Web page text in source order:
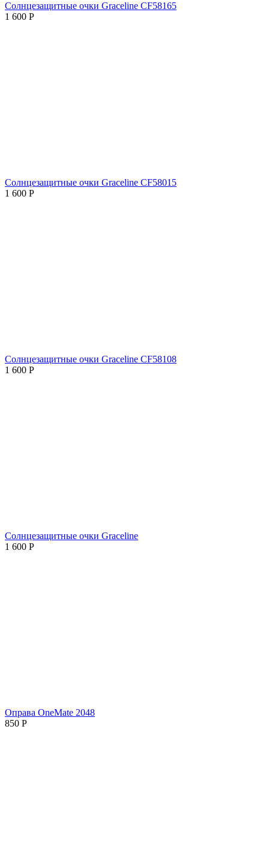
Солнцезащитные очки Graceline CF58165
1 600 Р
Солнцезащитные очки Graceline CF58015
1 600 Р
Солнцезащитные очки Graceline CF58108
1 600 Р
Солнцезащитные очки Graceline
1 600 Р
Оправа OneMate 2048
850 Р